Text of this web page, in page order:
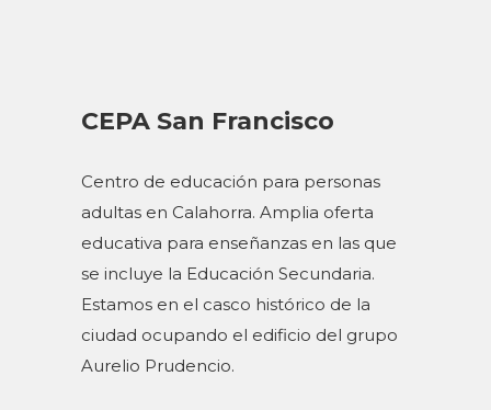
CEPA San Francisco
Centro de educación para personas
adultas en Calahorra. Amplia oferta
educativa para enseñanzas en las que
se incluye la Educación Secundaria.
Estamos en el casco histórico de la
ciudad ocupando el edificio del grupo
Aurelio Prudencio.